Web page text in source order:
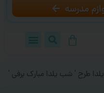
مدرسه
طرح ‘ شب یلدا مبارک برفی ‘